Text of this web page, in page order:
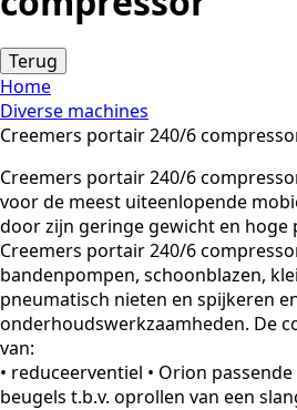
Terug
Home
Diverse machines
Creemers portair 240/6
Creemers portair 240/6
voor de meest uiteenlopende
door zijn geringe gewicht en
Creemers portair 240/6
bandenpompen, schoonblazen,
pneumatisch nieten en spijkeren
onderhoudswerkzaamheden. De
van:
• reduceerventiel • Orion
beugels t.b.v. oprollen van een